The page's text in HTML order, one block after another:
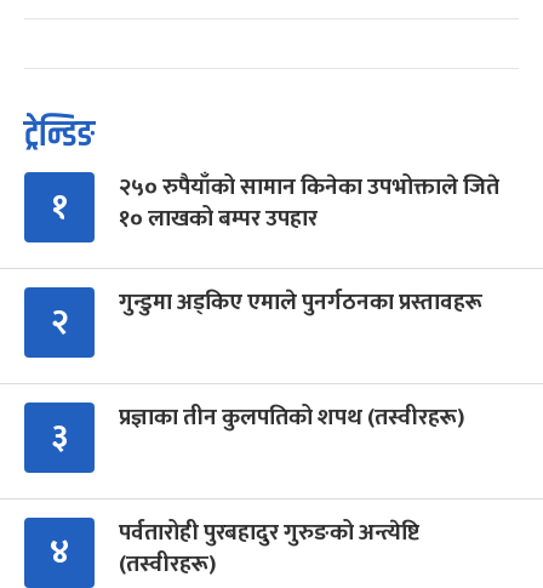
ट्रेन्डिङ
१
२५० रुपैयाँको सामान किनेका उपभोक्ताले जिते
१० लाखको बम्पर उपहार
२ गुन्डुमा अड्किए एमाले पुनर्गठनका प्रस्तावहरू
३ प्रज्ञाका तीन कुलपतिको शपथ (तस्वीरहरू)
४
पर्वतारोही पुरबहादुर गुरुङको अन्त्येष्टि
(तस्वीरहरू)